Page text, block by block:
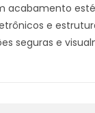
acabamento
e
seguras e